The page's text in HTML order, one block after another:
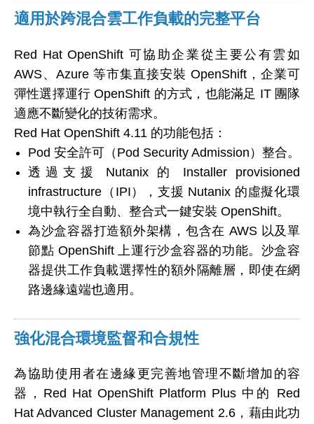
適用於跨混合雲工作負載的完整平台
Red Hat OpenShift 可協助企業從主要公有雲如
AWS、Azure 等市集直接安裝 OpenShift，企業可
彈性選擇運行 OpenShift 的方式，也能滿足 IT 團隊
適應不斷變化的技術需求。
Red Hat OpenShift 4.11 的功能包括：
Pod 安全許可（Pod Security Admission）整合。
透過支援 Nutanix 的 Installer provisioned
infrastructure（IPI），支援 Nutanix 的虛擬化環
境中執行全自動、整合式一鍵安裝 OpenShift。
為沙盒容器打造額外架構，包含在 AWS 以及單
節點 OpenShift 上運行沙盒容器的功能。沙盒容
器提供工作負載選擇性的額外隔離層，即使在網
路邊緣遠端也適用。
強化混合環境監督和合規性
為協助使用者在邊緣更完善地管理不斷增加的容
器，Red Hat OpenShift Platform Plus 中的 Red
Hat Advanced Cluster Management 2.6，藉由此功